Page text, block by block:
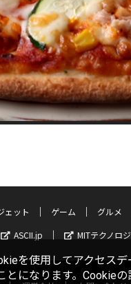
ェット ゲーム グルメ
ASCII.jp
MITテクノロ
を使用してアクセス
になります。Cookie